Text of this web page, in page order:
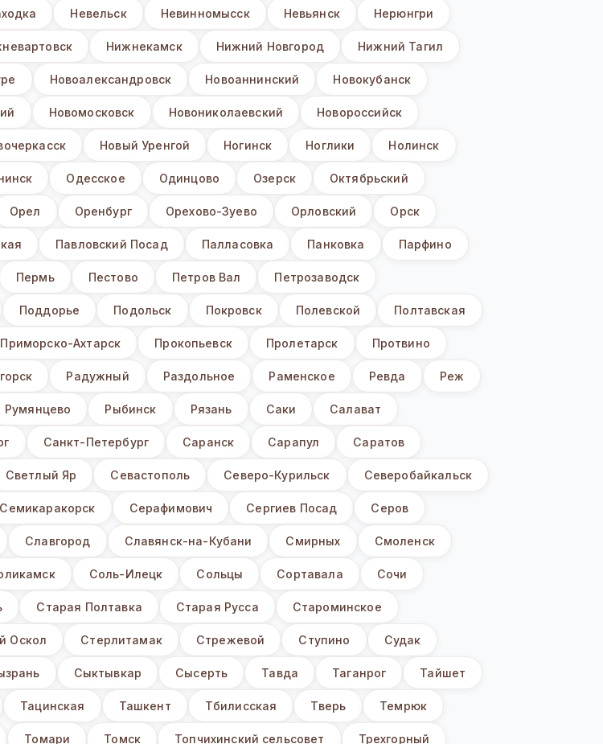
Невельск Невинномысск Невьянск Нерюнгри
Нижнекамск Нижний Новгород Нижний Тагил
Новоалександровск Новоаннинский Новокубанск
Новомосковск Новониколаевский Новороссийск
Новый Уренгой Ногинск Ноглики Нолинск
Одесское Одинцово Озерск Октябрьский
Орел Оренбург Орехово-Зуево Орловский Орск
Павловский Посад Палласовка Панковка Парфино
Пермь Пестово Петров Вал Петрозаводск
Поддорье Подольск Покровск Полевской Полтавская
Приморско-Ахтарск Прокопьевск Пролетарск Протвино
Радужный Раздольное Раменское Ревда Реж
Румянцево Рыбинск Рязань Саки Салават
Санкт-Петербург Саранск Сарапул Саратов
Светлый Яр Севастополь Северо-Курильск Северобайкальск
Семикаракорск Серафимович Сергиев Посад Серов
Славгород Славянск-на-Кубани Смирных Смоленск
Соль-Илецк Сольцы Сортавала Сочи
Старая Полтавка Старая Русса Староминское
Оскол Стерлитамак Стрежевой Ступино Судак
Сыктывкар Сысерть Тавда Таганрог Тайшет
Тацинская Ташкент Тбилисская Тверь Темрюк
Томари Томск Топчихинский сельсовет Трехгорный